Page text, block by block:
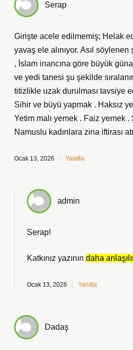
Serap
Girişte acele edilmemiş; Helak
yavaş ele alınıyor. Asıl
, İslam inancına göre büyük
ve yedi tanesi şu şekilde
titizlikle uzak durulması tavsiye
Sihir ve büyü yapmak . Haksız
Yetim malı yemek . Faiz yemek
Namuslu kadınlara zina iftirası
Ocak 13, 2026 Yanıtla
admin
Serap!
Katkınız yazının daha
Ocak 13, 2026 Yanıtla
Dadaş